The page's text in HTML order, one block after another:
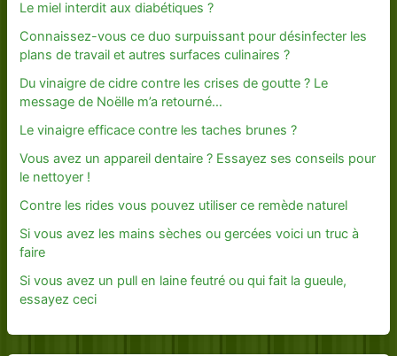
Le miel interdit aux diabétiques ?
Connaissez-vous ce duo surpuissant pour désinfecter les
plans de travail et autres surfaces culinaires ?
Du vinaigre de cidre contre les crises de goutte ? Le
message de Noëlle m’a retourné…
Le vinaigre efficace contre les taches brunes ?
Vous avez un appareil dentaire ? Essayez ses conseils pour
le nettoyer !
Contre les rides vous pouvez utiliser ce remède naturel
Si vous avez les mains sèches ou gercées voici un truc à
faire
Si vous avez un pull en laine feutré ou qui fait la gueule,
essayez ceci